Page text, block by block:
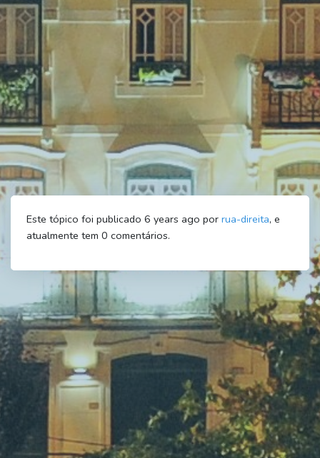
Este tópico foi publicado 6 years ago por rua-direita, e
atualmente tem 0 comentários.